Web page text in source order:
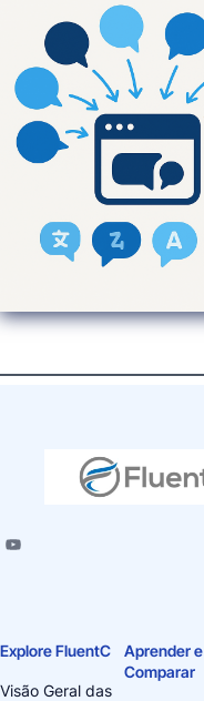
Explore FluentC
Visão Geral das
Aprender e
Comparar